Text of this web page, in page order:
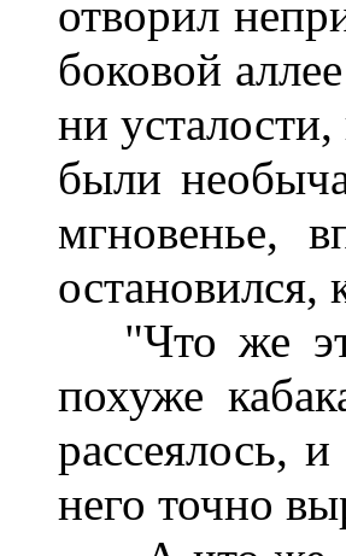
отворил
боковой
ни
были
мгновенье,
остановился,
"Что же
похуже
рассеялось,
него точно